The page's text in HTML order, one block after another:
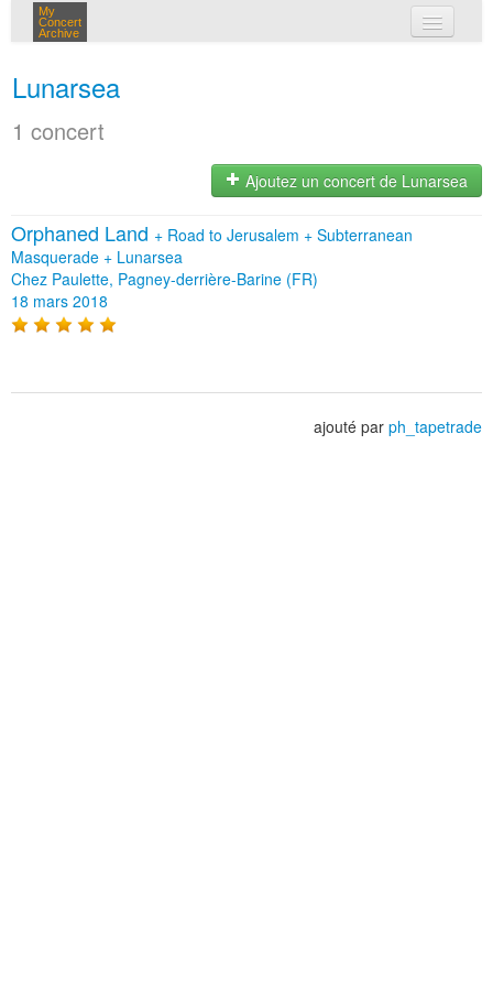
My
Concert
Archive
Lunarsea
1 concert
Ajoutez un concert de Lunarsea
Orphaned Land + Road to Jerusalem + Subterranean
Masquerade + Lunarsea
Chez Paulette, Pagney-derrière-Barine (FR)
18 mars 2018
ajouté par ph_tapetrade